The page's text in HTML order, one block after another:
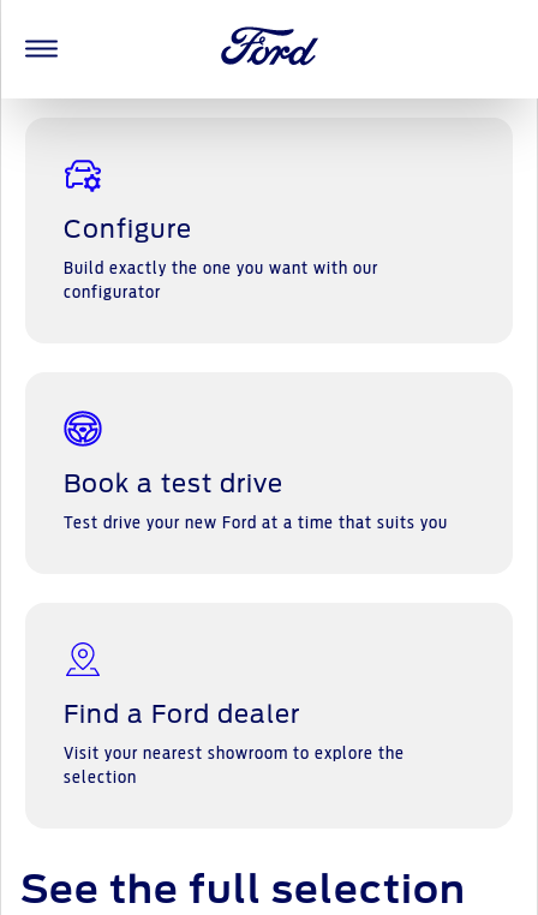
Configure
Build exactly the one you want with our
configurator
Book a test drive
Test drive your new Ford at a time that suits you
Find a Ford dealer
Visit your nearest showroom to explore the
selection
See the full selection